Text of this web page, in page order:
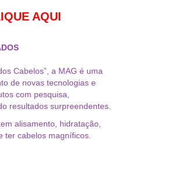
AQUI
Cabelos”, a MAG é uma
de novas tecnologias e
com pesquisa,
resultados surpreendentes.
alisamento, hidratação,
ter cabelos magníficos.